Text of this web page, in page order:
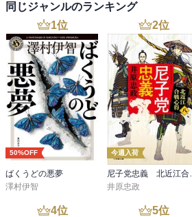
同じジャンルのランキング
1位
50%OFF
ばくうどの悪夢
澤村伊智
2位
今週入荷
尼子党
井原忠政
4位 5位